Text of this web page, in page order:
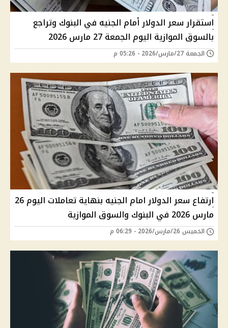
استقرار سعر الدولار أمام الجنيه في البنوك وتراجع
بالسوق الموازية اليوم الجمعة 27 مارس 2026
الجمعة 27/مارس/2026 - 05:26 م
ارتفاع سعر الدولار امام الجنيه بنهاية تعاملات اليوم 26
مارس 2026 في البنوك والسوق الموازية
الخميس 26/مارس/2026 - 06:29 م